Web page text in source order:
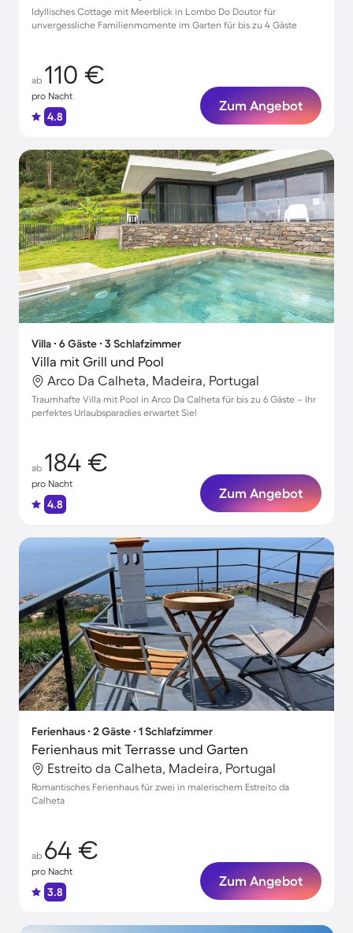
Idyllisches Cottage mit Meerblick in Lombo Do Doutor für
unvergessliche Familienmomente im Garten für bis zu 4 Gäste
ab 110 €
pro Nacht
4.8
Zum Angebot
Villa ∙ 6 Gäste ∙ 3 Schlafzimmer
Villa mit Grill und Pool
Arco Da Calheta, Madeira, Portugal
Traumhafte Villa mit Pool in Arco Da Calheta für bis zu 6 Gäste – Ihr
perfektes Urlaubsparadies erwartet Sie!
ab 184 €
pro Nacht
4.8
Zum Angebot
Ferienhaus ∙ 2 Gäste ∙ 1 Schlafzimmer
Ferienhaus mit Terrasse und Garten
Estreito da Calheta, Madeira, Portugal
Romantisches Ferienhaus für zwei in malerischem Estreito da
Calheta
ab 64 €
pro Nacht
3.8
Zum Angebot